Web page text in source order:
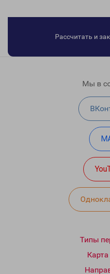
Рассчитать и
Мы в
Типы